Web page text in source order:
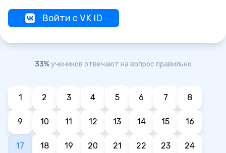
Войти с VK ID
33%учеников отвечают на вопрос правильно
1 2 3 4 5 6 7 8
9 10 11 12 13 14 15 16
17 18 19 20 21 22 23 24